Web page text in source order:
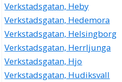
Sven Gunnar Christoffer Andersson
Verkstadsgatan 4, 75323 Uppsala
Engsbacka Skorstensservice AB
Sven Gunnar Christoffer Andersson
08-4404361
Verkstadsgatan 4, 75323 Uppsala
Verkstadsgatan, Heby
Verkstadsgatan, Hedemora
Verkstadsgatan, Helsingborg
Verkstadsgatan, Herrljunga
Verkstadsgatan, Hjo
Verkstadsgatan, Hudiksvall